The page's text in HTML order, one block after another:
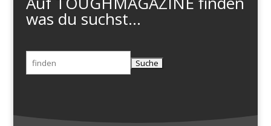
was du suchst...
Suchen
nach: